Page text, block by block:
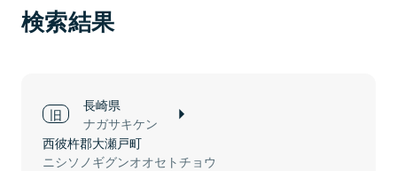
検索結果
長崎県
ナガサキケン
西彼杵郡大瀬戸町
ニシソノギグンオオセトチョウ